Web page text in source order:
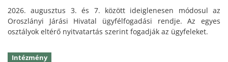
2026. augusztus 3. és 7. között ideiglenesen módosul az
Oroszlányi Járási Hivatal ügyfélfogadási rendje. Az egyes
osztályok eltérő nyitvatartás szerint fogadják az ügyfeleket.
Intézmény